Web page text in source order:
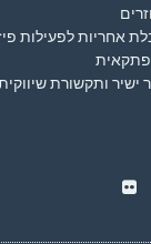
אחריות לפעילות
ישיר ותקשורת